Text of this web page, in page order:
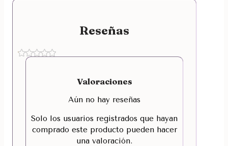
Reseñas
Valoraciones
Aún no hay reseñas
Solo los usuarios registrados que hayan
comprado este producto pueden hacer
una valoración.